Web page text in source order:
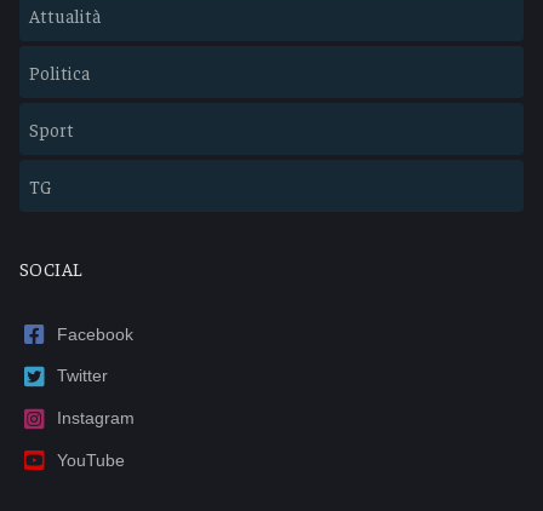
Attualità
Politica
Sport
TG
SOCIAL
Facebook
Twitter
Instagram
YouTube